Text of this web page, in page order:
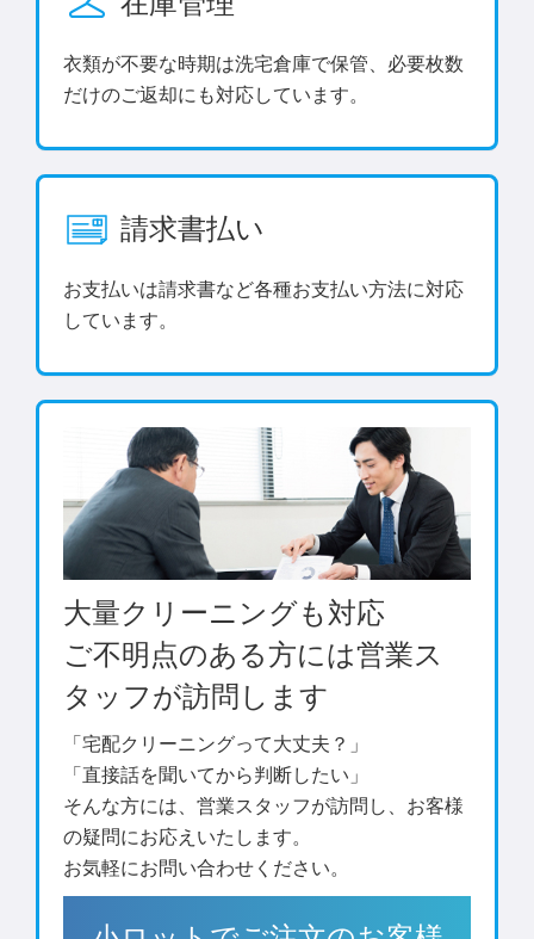
衣類が不要な時期は洗宅倉庫で保管、必要枚数
だけのご返却にも対応しています。
請求書払い
お支払いは請求書など各種お支払い方法に対応
しています。
大量クリーニングも対応
ご不明点のある方には営業ス
タッフが訪問します
「宅配クリーニングって大丈夫？」
「直接話を聞いてから判断したい」
そんな方には、営業スタッフが訪問し、お客様
の疑問にお応えいたします。
お気軽にお問い合わせください。